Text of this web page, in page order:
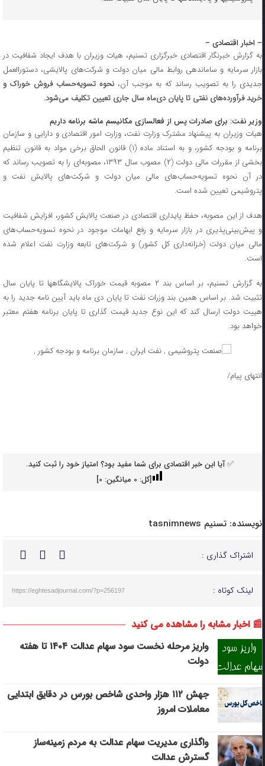
– اخبار اقتصادی –
به گزارش خبرنگار اقتصادی خبرگزاری تسنیم، هیات وزیران با هدف ایجاد شفافیت در
بازار سرمایه و ساماندهی روابط مالی میان دولت و شرکت‌های پالایشی، دستورالعمل
جدیدی را به تصویب رساند که به موجب آن، نحوه تسویه‌حساب فروش خوراک و
خرید فرآورده‌های نفتی تا پایان دی‌ماه سال جاری تعیین تکلیف می‌شود.
وزیر نفت: برای صادرات پس از فعالسازی مکانیسم ماشه برنامه داریم
هیات وزیران به پیشنهاد مشترک وزارت نفت، وزارت امور اقتصادی و دارایی و سازمان
برنامه و بودجه کشور، و به استناد ماده (۱) قانون الحاق برخی مواد به قانون تنظیم
بخشی از مقررات مالی دولت (۲) مصوب سال ۱۳۹۳، مصوبه‌ای را به تصویب رساند که
در آن نحوه تسویه‌حساب‌های مالی میان دولت و شرکت‌های پالایش نفت و
پتروشیمی تعیین شده است.
هدف از این مصوبه، حفظ پایداری اقتصادی در صنعت پالایش کشور، افزایش شفافیت
و پیش‌بینی‌پذیری در بازار سرمایه و رفع ابهامات موجود در نحوه تسویه‌حساب‌های
مالی میان دولت (خزانه‌داری کل کشور) و شرکت‌های تابعه وزارت نفت اعلام شده
است.
به گزارش تسنیم، بر اساس بند ۲ مصوبه قیمت خوراک پالایشگاهها تا پایان سال
تثبیت شد. بر اساس همین بند وزرات نفت تا پایان دی ماه باید آیین نامه جدید را به
هییت دولت ارسال کند که این نوع جدید قیمت گذاری تا پایان برنامه هفتم معتبر
خواهد بود.
انتهای پیام/
✅ آیا این خبر اقتصادی برای شما مفید بود؟ امتیاز خود را ثبت کنید.
[کل: 0میانگین: 0
]
نویسنده: تسنیم tasnimnews
اشتراک گذاری :
لینک کوتاه : https://eghtesadjournal.com/?p=256197
📰 اخبار مشابه را مشاهده می کنید
واریز مرحله نخست سود سهام عدالت ۱۴۰۴ تا هفته
دولت
جهش ۱۱۲ هزار واحدی شاخص بورس در دقایق ابتدایی
معاملات امروز
واگذاری مدیریت سهام عدالت به مردم زمینه‌ساز
گسترش عدالت